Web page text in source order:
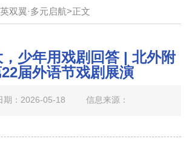
双翼·多元启航>正文
少年用戏剧回答 | 北外附
届外语节戏剧展演
期：2026-05-18 信息来源：